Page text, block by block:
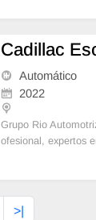
Cadillac
Automático
2022
Grupo Rio
ofesional, expertos
>|